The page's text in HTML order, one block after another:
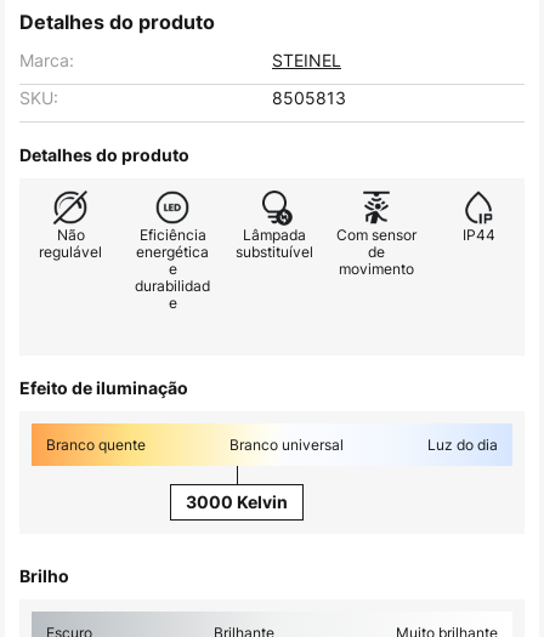
Detalhes do produto
Marca:
STEINEL
SKU:
8505813
Detalhes do produto
Não
regulável
Eficiência
energética
e
durabilidad
e
Lâmpada
substituível
Com sensor
de
movimento
IP44
Efeito de iluminação
Branco quente Branco universal Luz do dia
3000 Kelvin
Brilho